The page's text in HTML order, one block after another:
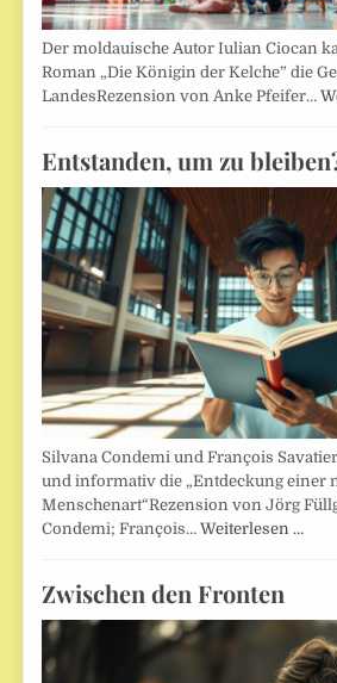
Der moldauische Autor Iulian Ciocan
Roman „Die Königin der Kelche” die
LandesRezension von Anke Pfeifer…
Entstanden, um zu
Silvana Condemi und François
und informativ die „Entdeckung einer
Menschenart“Rezension von Jörg
Condemi; François…Weiterlesen …
Zwischen den Fronten